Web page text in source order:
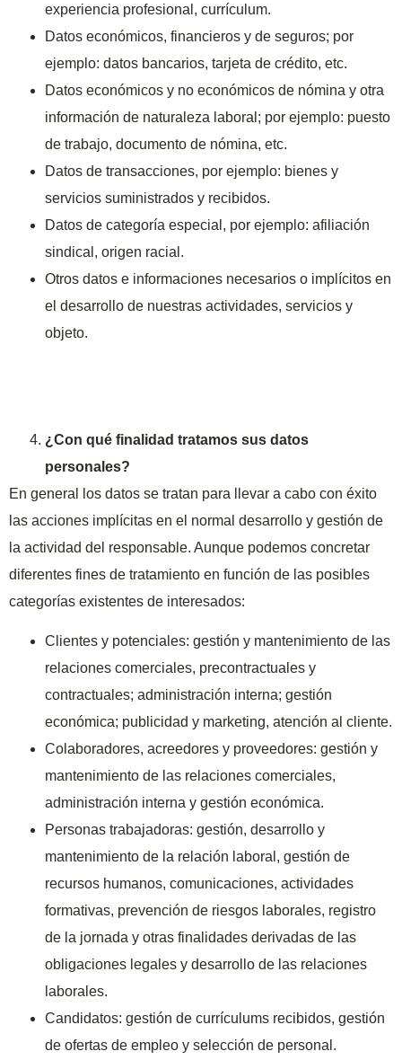
experiencia profesional, currículum.
Datos económicos, financieros y de seguros; por
ejemplo: datos bancarios, tarjeta de crédito, etc.
Datos económicos y no económicos de nómina y otra
información de naturaleza laboral; por ejemplo: puesto
de trabajo, documento de nómina, etc.
Datos de transacciones, por ejemplo: bienes y
servicios suministrados y recibidos.
Datos de categoría especial, por ejemplo: afiliación
sindical, origen racial.
Otros datos e informaciones necesarios o implícitos en
el desarrollo de nuestras actividades, servicios y
objeto.
¿Con qué finalidad tratamos sus datos
personales?
En general los datos se tratan para llevar a cabo con éxito
las acciones implícitas en el normal desarrollo y gestión de
la actividad del responsable. Aunque podemos concretar
diferentes fines de tratamiento en función de las posibles
categorías existentes de interesados:
Clientes y potenciales: gestión y mantenimiento de las
relaciones comerciales, precontractuales y
contractuales; administración interna; gestión
económica; publicidad y marketing, atención al cliente.
Colaboradores, acreedores y proveedores: gestión y
mantenimiento de las relaciones comerciales,
administración interna y gestión económica.
Personas trabajadoras: gestión, desarrollo y
mantenimiento de la relación laboral, gestión de
recursos humanos, comunicaciones, actividades
formativas, prevención de riesgos laborales, registro
de la jornada y otras finalidades derivadas de las
obligaciones legales y desarrollo de las relaciones
laborales.
Candidatos: gestión de currículums recibidos, gestión
de ofertas de empleo y selección de personal.